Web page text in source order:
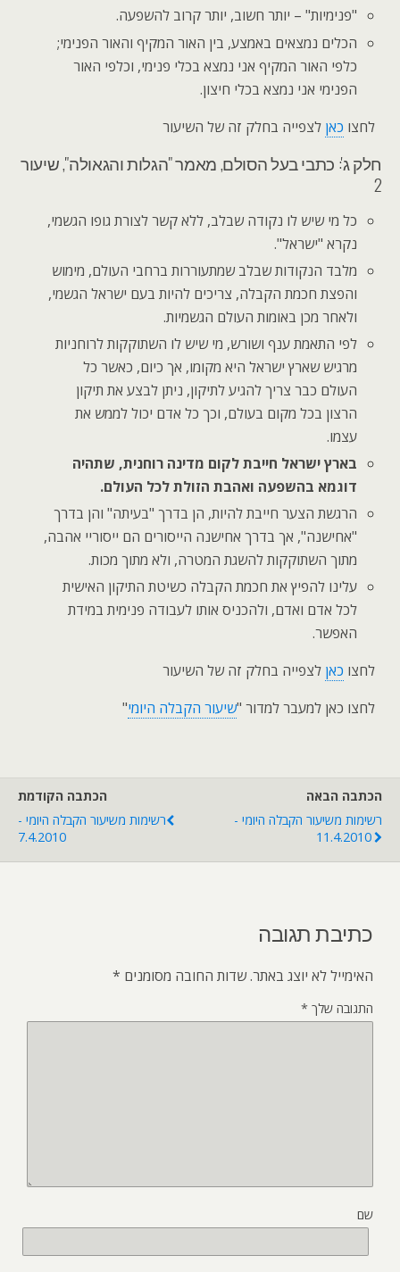
"פנימיות" – יותר חשוב, יותר קרוב להשפעה.
הכלים נמצאים באמצע, בין האור המקיף והאור הפנימי;
כלפי האור המקיף אני נמצא בכלי פנימי, וכלפי האור
הפנימי אני נמצא בכלי חיצון.
לחצו כאן לצפייה בחלק זה של השיעור
חלק ג': כתבי בעל הסולם, מאמר "הגלות והגאולה", שיעור
2
כל מי שיש לו נקודה שבלב, ללא קשר לצורת גופו הגשמי,
נקרא "ישראל".
מלבד הנקודות שבלב שמתעוררות ברחבי העולם, מימוש
והפצת חכמת הקבלה, צריכים להיות בעם ישראל הגשמי,
ולאחר מכן באומות העולם הגשמיות.
לפי התאמת ענף ושורש, מי שיש לו השתוקקות לרוחניות
מרגיש שארץ ישראל היא מקומו, אך כיום, כאשר כל
העולם כבר צריך להגיע לתיקון, ניתן לבצע את תיקון
הרצון בכל מקום בעולם, וכך כל אדם יכול לממש את
עצמו.
בארץ ישראל חייבת לקום מדינה רוחנית, שתהיה
דוגמא בהשפעה ואהבת הזולת לכל העולם.
הרגשת הצער חייבת להיות, הן בדרך "בעיתה" והן בדרך
"אחישנה", אך בדרך אחישנה הייסורים הם ייסוריי אהבה,
מתוך השתוקקות להשגת המטרה, ולא מתוך מכות.
עלינו להפיץ את חכמת הקבלה כשיטת התיקון האישית
לכל אדם ואדם, ולהכניס אותו לעבודה פנימית במידת
האפשר.
לחצו כאן לצפייה בחלק זה של השיעור
לחצו כאן למעבר למדור "שיעור הקבלה היומי"
הכתבה הקודמת
רשימות משיעור הקבלה היומי -
7.4.2010
הכתבה הבאה
רשימות משיעור הקבלה היומי -
11.4.2010
כתיבת תגובה
האימייל לא יוצג באתר.שדות החובה מסומנים *
התגובה שלך *
שם